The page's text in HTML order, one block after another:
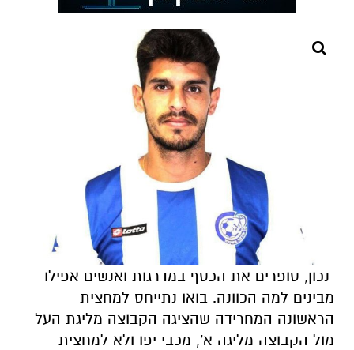
נכון, סופרים את הכסף במדרגות ואנשים אפילו
מבינים למה הכוונה. בואו נתייחס למחצית
הראשונה המחרידה שהציגה הקבוצה מליגת העל
מול הקבוצה מליגה א', מכבי יפו ולא למחצית